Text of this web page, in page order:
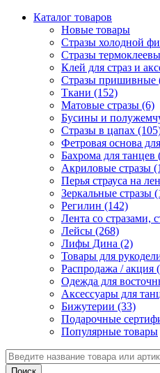
Каталог товаров
Новые товары
Стразы холодной
Стразы
Клей для страз и
Стразы пришивные
Ткани (152)
Матовые стразы (6)
Бусины и
Стразы в цапах
Фетровая основа
Бахрома для танцев
Акриловые стразы
Перья страуса на
Зеркальные стразы
Регилин (142)
Лента со стразами,
Лейсы (268)
Лифы Дина (2)
Товары для
Распродажа / акция
Одежда для
Аксессуары для
Бижутерии (33)
Подарочные
Популярные товары